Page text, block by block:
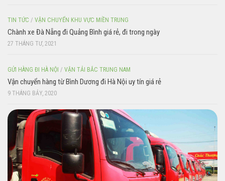
TIN TỨC / VẬN CHUYỂN KHU VỰC MIỀN TRUNG
Chành xe Đà Nẵng đi Quảng Bình giá rẻ, đi trong ngày
27 THÁNG TƯ, 2021
GỬI HÀNG ĐI HÀ NỘI / VẬN TẢI BẮC TRUNG NAM
Vận chuyển hàng từ Bình Dương đi Hà Nội uy tín giá rẻ
9 THÁNG BẢY, 2020